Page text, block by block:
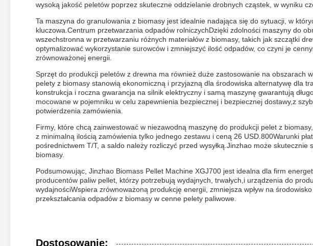
wysoką jakość peletów poprzez skuteczne oddzielanie drobnych cząstek, w wyniku
Ta maszyna do granulowania z biomasy jest idealnie nadająca się do sytuacji, w
kluczowa.Centrum przetwarzania odpadów rolniczychDzięki zdolności maszyny do
wszechstronna w przetwarzaniu różnych materiałów z biomasy, takich jak szczątki
optymalizować wykorzystanie surowców i zmniejszyć ilość odpadów, co czyni je
zrównoważonej energii.
Sprzęt do produkcji peletów z drewna ma również duże zastosowanie na obszarach
pelety z biomasy stanowią ekonomiczną i przyjazną dla środowiska alternatywę dla
konstrukcja i roczna gwarancja na silnik elektryczny i samą maszynę gwarantują
mocowane w pojemniku w celu zapewnienia bezpiecznej i bezpiecznej dostawy,z
potwierdzenia zamówienia.
Firmy, które chcą zainwestować w niezawodną maszynę do produkcji pelet z
z minimalną ilością zamówienia tylko jednego zestawu i ceną 26 USD.800Warunki
pośrednictwem T/T, a saldo należy rozliczyć przed wysyłką.Jinzhao może
biomasy.
Podsumowując, Jinzhao Biomass Pellet Machine XGJ700 jest idealna dla firm
producentów paliw pellet, którzy potrzebują wydajnych, trwałych,i urządzenia do
wydajnościWspiera zrównoważoną produkcję energii, zmniejsza wpływ na
przekształcania odpadów z biomasy w cenne pelety paliwowe.
Dostosowanie: